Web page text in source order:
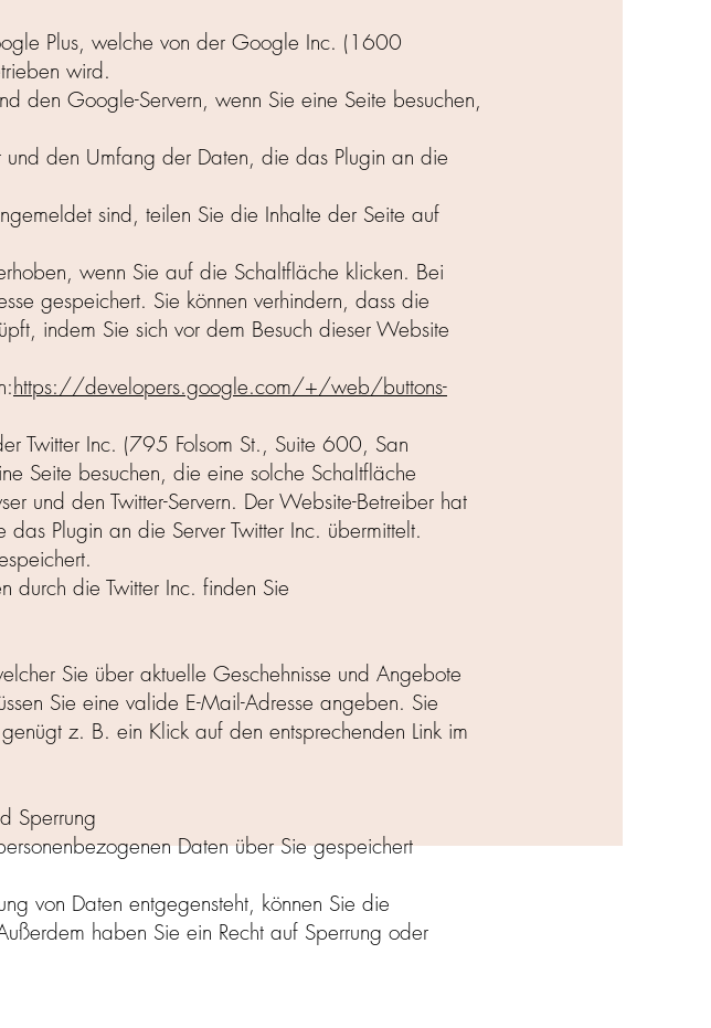
Plus, welche von der Google Inc. (1600
wird.
den Google-Servern, wenn Sie eine Seite besuchen,
den Umfang der Daten, die das Plugin an die
sind, teilen Sie die Inhalte der Seite auf
wenn Sie auf die Schaltfläche klicken. Bei
gespeichert. Sie können verhindern, dass die
indem Sie sich vor dem Besuch dieser Website
https://developers.google.com/+/web/buttons-
Twitter Inc. (795 Folsom St., Suite 600, San
Seite besuchen, die eine solche Schaltfläche
und den Twitter-Servern. Der Website-Betreiber hat
Plugin an die Server Twitter Inc. übermittelt.
durch die Twitter Inc. finden Sie
Sie über aktuelle Geschehnisse und Angebote
Sie eine valide E-Mail-Adresse angeben. Sie
z. B. ein Klick auf den entsprechenden Link im
Sperrung
Daten über Sie gespeichert
von Daten entgegensteht, können Sie die
haben Sie ein Recht auf Sperrung oder